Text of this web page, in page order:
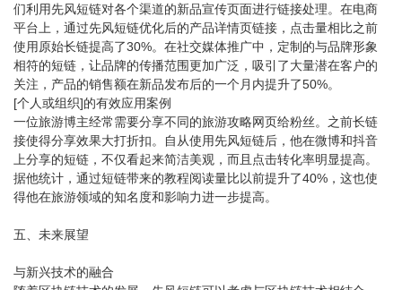
们利用先风短链对各个渠道的新品宣传页面进行链接处理。在电商
平台上，通过先风短链优化后的产品详情页链接，点击量相比之前
使用原始长链提高了30%。在社交媒体推广中，定制的与品牌形象
相符的短链，让品牌的传播范围更加广泛，吸引了大量潜在客户的
关注，产品的销售额在新品发布后的一个月内提升了50%。
[个人或组织]的有效应用案例
一位旅游博主经常需要分享不同的旅游攻略网页给粉丝。之前长链
接使得分享效果大打折扣。自从使用先风短链后，他在微博和抖音
上分享的短链，不仅看起来简洁美观，而且点击转化率明显提高。
据他统计，通过短链带来的教程阅读量比以前提升了40%，这也使
得他在旅游领域的知名度和影响力进一步提高。
五、未来展望
与新兴技术的融合